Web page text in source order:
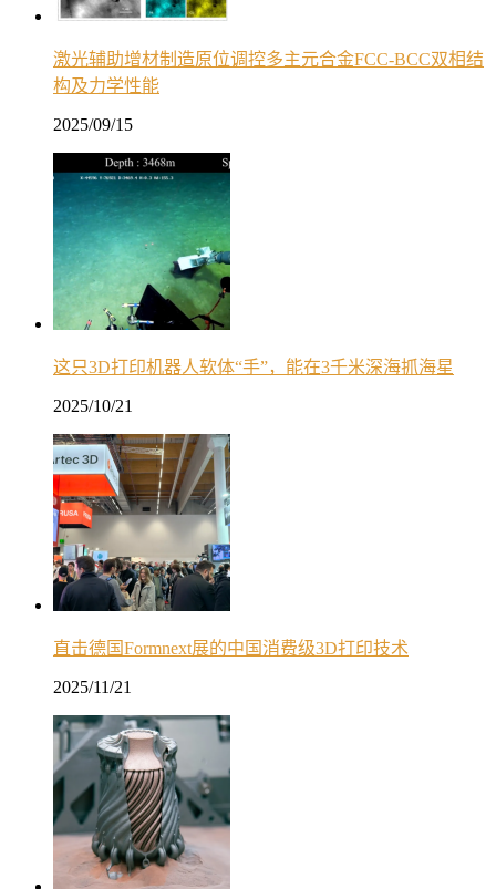
激光辅助增材制造原位调控多主元合金FCC-BCC双相结
构及力学性能
2025/09/15
这只3D打印机器人软体“手”，能在3千米深海抓海星
2025/10/21
直击德国Formnext展的中国消费级3D打印技术
2025/11/21